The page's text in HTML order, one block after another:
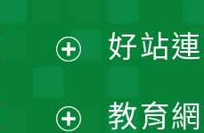
開
選
好站
教育